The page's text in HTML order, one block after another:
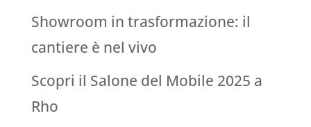
Showroom in trasformazione: il
cantiere è nel vivo
Scopri il Salone del Mobile 2025 a
Rho